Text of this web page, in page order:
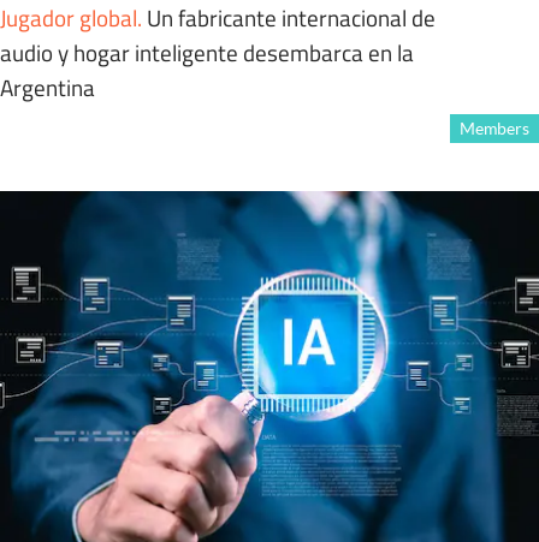
Jugador global. Un fabricante internacional de
audio y hogar inteligente desembarca en la
Argentina
Members